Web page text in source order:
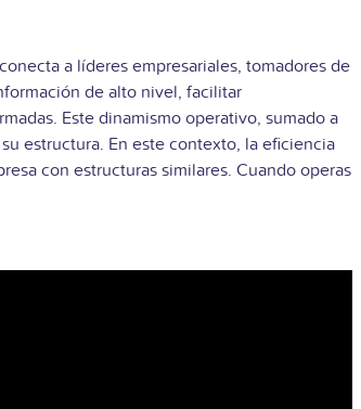
a líderes empresariales, tomadores de
de alto nivel, facilitar
Este dinamismo operativo, sumado a
estructura. En este contexto, la eficiencia
con estructuras similares. Cuando operas